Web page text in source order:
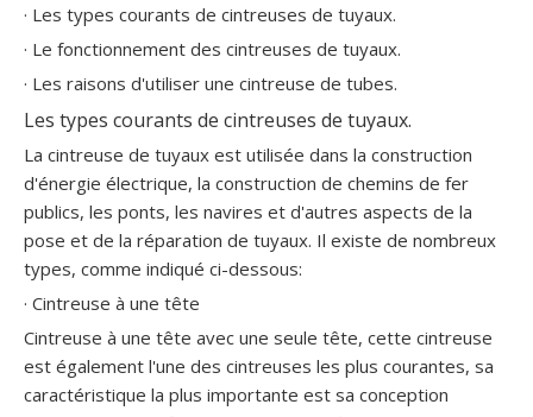
Cintreuse de tubes CNC rectangulaire à 3 rouleaux de silencieux robuste
· Les types courants de cintreuses de tuyaux.
· Le fonctionnement des cintreuses de tuyaux.
· Les raisons d'utiliser une cintreuse de tubes.
Les types courants de cintreuses de tuyaux.
La cintreuse de tuyaux est utilisée dans la construction
d'énergie électrique, la construction de chemins de fer
publics, les ponts, les navires et d'autres aspects de la
pose et de la réparation de tuyaux. Il existe de nombreux
types, comme indiqué ci-dessous:
· Cintreuse à une tête
Cintreuse à une tête avec une seule tête, cette cintreuse
est également l'une des cintreuses les plus courantes, sa
caractéristique la plus importante est sa conception